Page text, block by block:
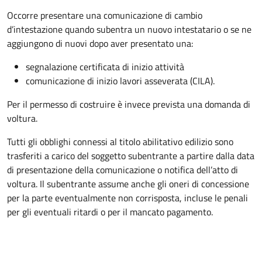
Occorre presentare una comunicazione di cambio
d’intestazione quando subentra un nuovo intestatario o se ne
aggiungono di nuovi dopo aver presentato una:
segnalazione certificata di inizio attività
comunicazione di inizio lavori asseverata (CILA).
Per il permesso di costruire è invece prevista una domanda di
voltura.
Tutti gli obblighi connessi al titolo abilitativo edilizio sono
trasferiti a carico del soggetto subentrante a partire dalla data
di presentazione della comunicazione o notifica dell’atto di
voltura. Il subentrante assume anche gli oneri di concessione
per la parte eventualmente non corrisposta, incluse le penali
per gli eventuali ritardi o per il mancato pagamento.